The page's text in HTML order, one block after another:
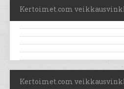
Kertoimet.com
Kertoimet.com